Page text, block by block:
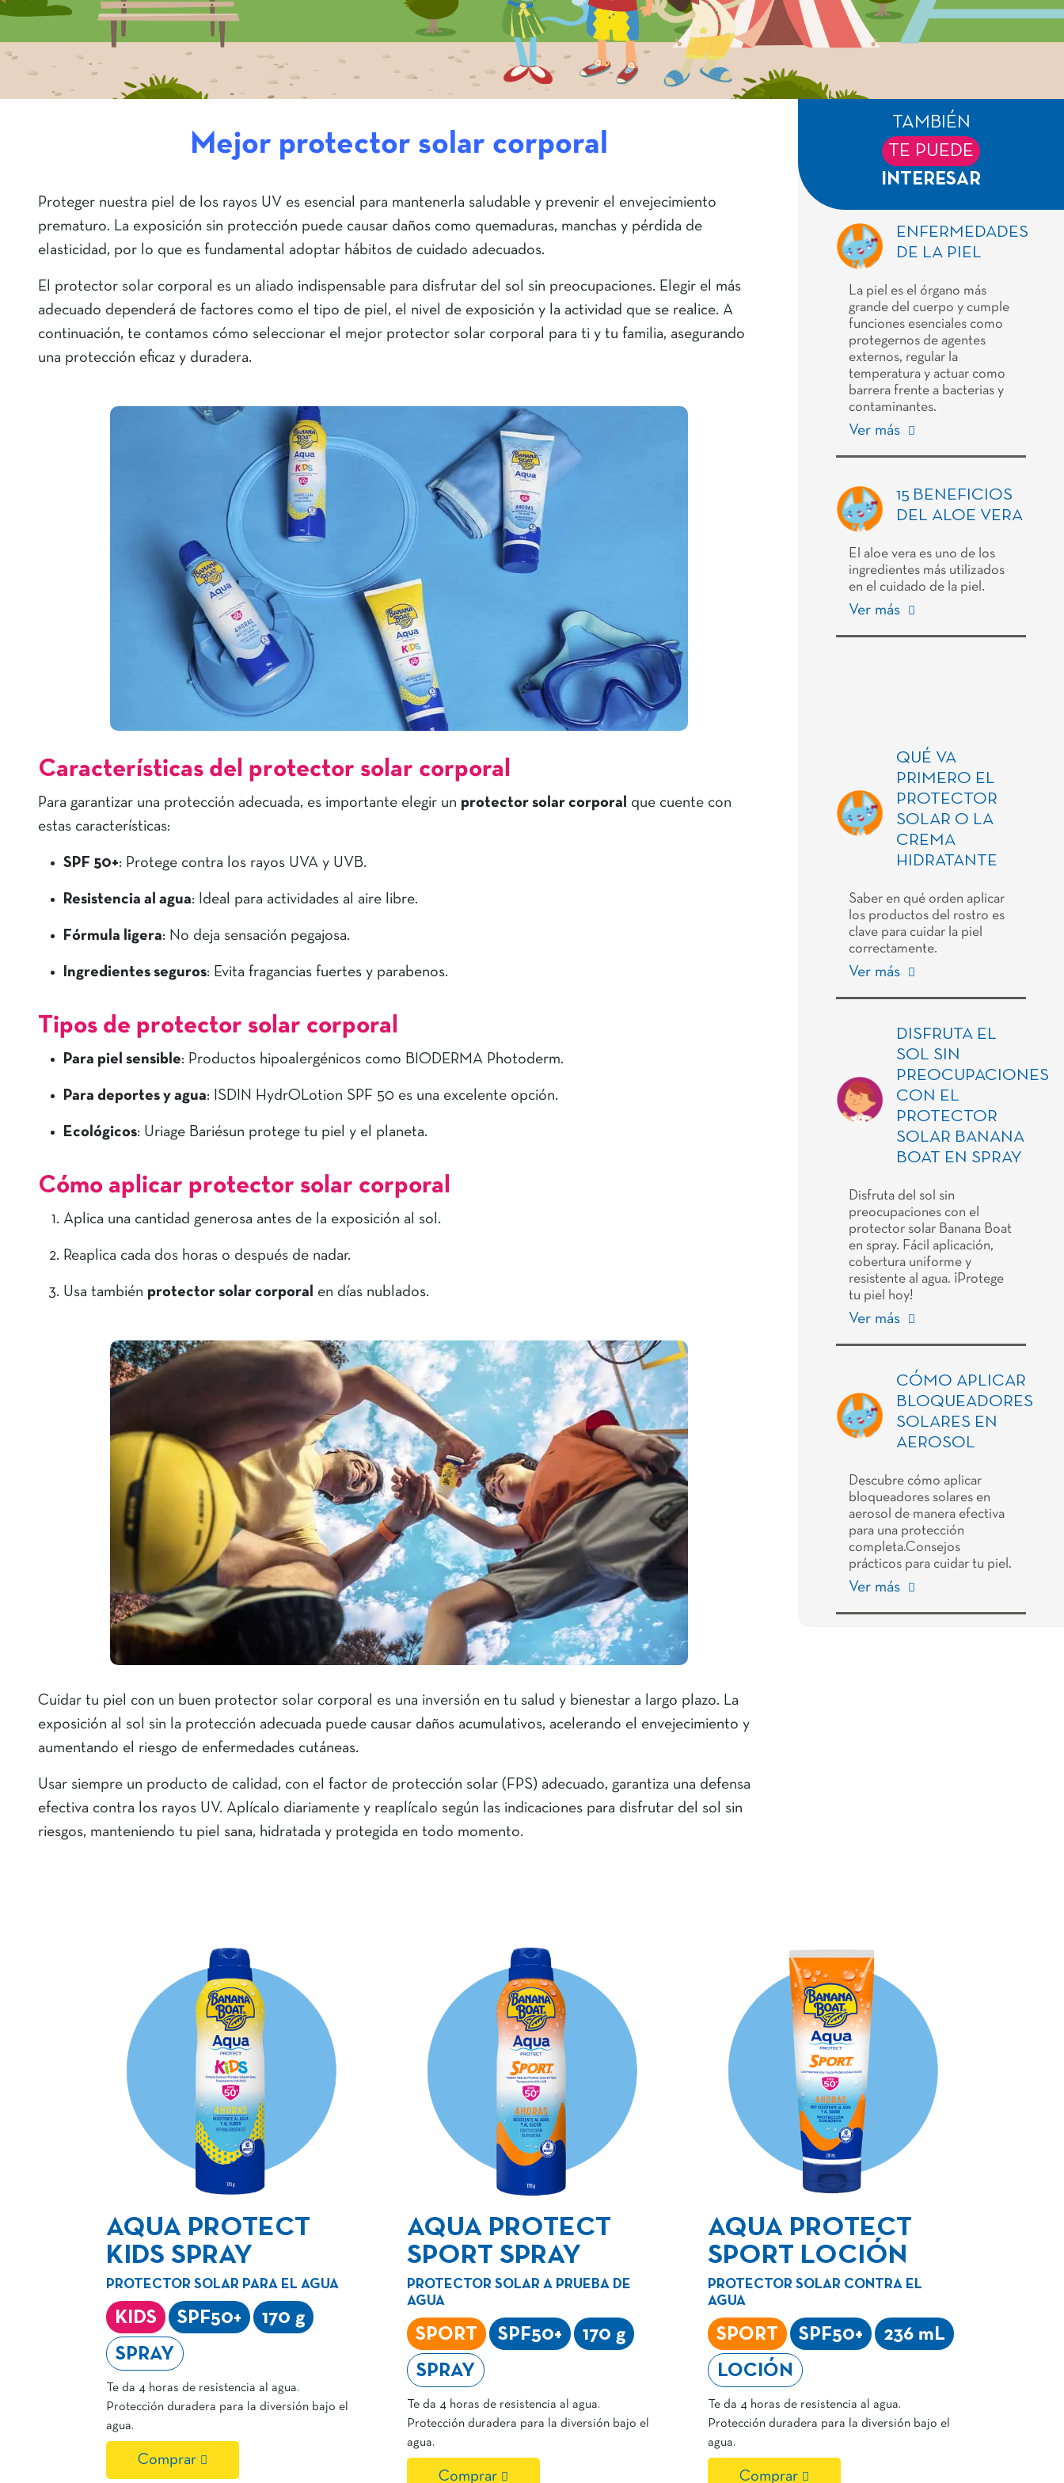
Mejor protector solar corporal
Proteger nuestra piel de los rayos UV es esencial para mantenerla saludable y prevenir el envejecimiento
prematuro. La exposición sin protección puede causar daños como quemaduras, manchas y pérdida de
elasticidad, por lo que es fundamental adoptar hábitos de cuidado adecuados.
El protector solar corporal es un aliado indispensable para disfrutar del sol sin preocupaciones. Elegir el más
adecuado dependerá de factores como el tipo de piel, el nivel de exposición y la actividad que se realice. A
continuación, te contamos cómo seleccionar el mejor protector solar corporal para ti y tu familia, asegurando
una protección eficaz y duradera.
Características del protector solar corporal
Para garantizar una protección adecuada, es importante elegir un protector solar corporal
que cuente con
estas características:
SPF 50+: Protege contra los rayos UVA y UVB.
Resistencia al agua: Ideal para actividades al aire libre.
Fórmula ligera: No deja sensación pegajosa.
Ingredientes seguros: Evita fragancias fuertes y parabenos.
Tipos de protector solar corporal
Para piel sensible: Productos hipoalergénicos como BIODERMA Photoderm.
Para deportes y agua: ISDIN HydrOLotion SPF 50 es una excelente opción.
Ecológicos: Uriage Bariésun protege tu piel y el planeta.
Cómo aplicar protector solar corporal
Aplica una cantidad generosa antes de la exposición al sol.
Reaplica cada dos horas o después de nadar.
Usa también protector solar corporal en días nublados.
Cuidar tu piel con un buen protector solar corporal es una inversión en tu salud y bienestar a largo plazo. La
exposición al sol sin la protección adecuada puede causar daños acumulativos, acelerando el envejecimiento y
aumentando el riesgo de enfermedades cutáneas.
Usar siempre un producto de calidad, con el factor de protección solar (FPS) adecuado, garantiza una defensa
efectiva contra los rayos UV. Aplícalo diariamente y reaplícalo según las indicaciones para disfrutar del sol sin
riesgos, manteniendo tu piel sana, hidratada y protegida en todo momento.
TAMBIÉN
TE PUEDE
INTERESAR
ENFERMEDADES
DE LA PIEL
La piel es el órgano más
grande del cuerpo y cumple
funciones esenciales como
protegernos de agentes
externos, regular la
temperatura y actuar como
barrera frente a bacterias y
contaminantes.
Ver más
15 BENEFICIOS
DEL ALOE VERA
El aloe vera es uno de los
ingredientes más utilizados
en el cuidado de la piel.
Ver más
QUÉ VA
PRIMERO EL
PROTECTOR
SOLAR O LA
CREMA
HIDRATANTE
Saber en qué orden aplicar
los productos del rostro es
clave para cuidar la piel
correctamente.
Ver más
DISFRUTA EL
SOL SIN
PREOCUPACIONES
CON EL
PROTECTOR
SOLAR BANANA
BOAT EN SPRAY
Disfruta del sol sin
preocupaciones con el
protector solar Banana Boat
en spray. Fácil aplicación,
cobertura uniforme y
resistente al agua. ¡Protege
tu piel hoy!
Ver más
CÓMO APLICAR
BLOQUEADORES
SOLARES EN
AEROSOL
Descubre cómo aplicar
bloqueadores solares en
aerosol de manera efectiva
para una protección
completa.Consejos
prácticos para cuidar tu piel.
Ver más
AQUA PROTECT
KIDS SPRAY
PROTECTOR SOLAR PARA EL AGUA
KIDS SPF50+
170 g
SPRAY
Te da 4 horas de resistencia al agua.
Protección duradera para la diversión bajo el
agua.
Comprar
AQUA PROTECT
SPORT SPRAY
PROTECTOR SOLAR A PRUEBA DE
AGUA
SPORT SPF50+
170 g
SPRAY
Te da 4 horas de resistencia al agua.
Protección duradera para la diversión bajo el
agua.
Comprar
AQUA PROTECT
SPORT LOCIÓN
PROTECTOR SOLAR CONTRA EL
AGUA
SPORT SPF50+
236 mL
LOCIÓN
Te da 4 horas de resistencia al agua.
Protección duradera para la diversión bajo el
agua.
Comprar